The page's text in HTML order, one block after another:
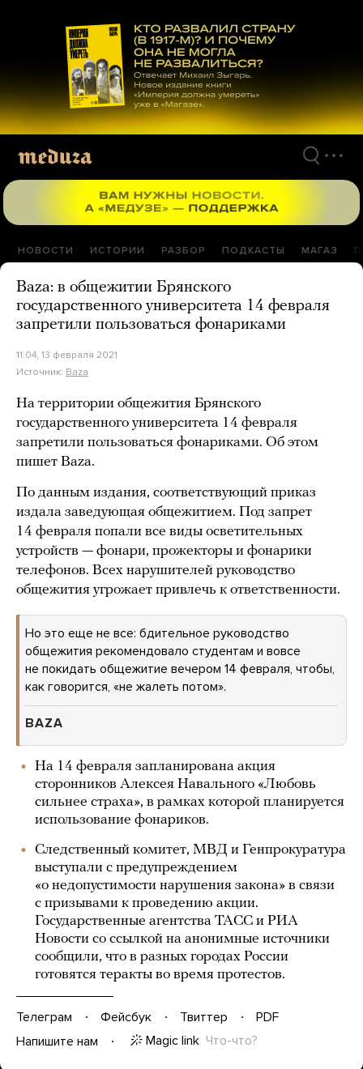
материалам
НОВОСТИ ИСТОРИИ РАЗБОР ПОДКАСТЫ МАГАЗ
Baza: в общежитии Брянского
государственного университета 14 февраля
запретили пользоваться фонариками
11:04, 13 февраля 2021
Источник: Baza
На территории общежития Брянского
государственного университета 14 февраля
запретили пользоваться фонариками. Об этом
пишет Baza.
По данным издания, соответствующий приказ
издала заведующая общежитием. Под запрет
14 февраля попали все виды осветительных
устройств — фонари, прожекторы и фонарики
телефонов. Всех нарушителей руководство
общежития угрожает привлечь к ответственности.
Но это еще не все: бдительное руководство
общежития рекомендовало студентам и вовсе
не покидать общежитие вечером 14 февраля, чтобы,
как говорится, «не жалеть потом».
BAZA
На 14 февраля запланирована акция
сторонников Алексея Навального «Любовь
сильнее страха», в рамках которой планируется
использование фонариков.
Следственный комитет, МВД и Генпрокуратура
выступали с предупреждением
«о недопустимости нарушения закона» в связи
с призывами к проведению акции.
Государственные агентства ТАСС и РИА
Новости со ссылкой на анонимные источники
сообщили, что в разных городах России
готовятся теракты во время протестов.
Телеграм Фейсбук Твиттер
PDF
Напишите нам
Magic link Что-что?